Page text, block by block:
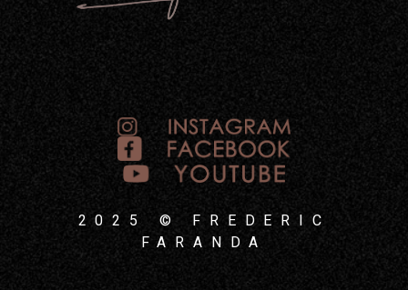
2025 © FREDERIC
FARANDA